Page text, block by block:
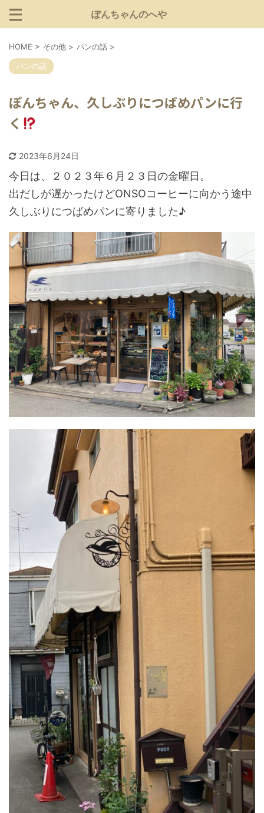
ぽんちゃんのへや
HOME > その他 > パンの話 >
パンの話
ぽんちゃん、久しぶりにつばめパンに行
く
2023年6月24日
今日は、２０２３年６月２３日の金曜日。
出だしが遅かったけどONSOコーヒーに向かう途中
久しぶりにつばめパンに寄りました♪